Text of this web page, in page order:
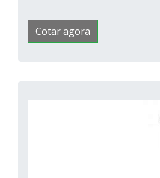
Cotar agora